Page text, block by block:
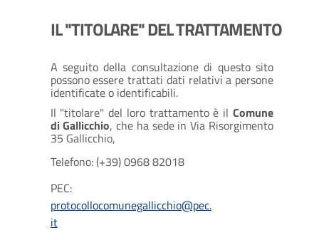
IL "TITOLARE" DEL TRATTAMENTO
A seguito della consultazione di questo sito
possono essere trattati dati relativi a persone
identificate o identificabili.
Il "titolare" del loro trattamento è il Comune
di Gallicchio, che ha sede in Via Risorgimento
35 Gallicchio,
Telefono: (+39) 0968 82018
PEC:
protocollocomunegallicchio@pec.
it